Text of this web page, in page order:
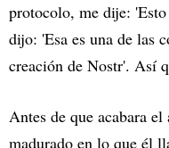
protocolo, me dije:
dijo: 'Esa es una de las
creación de Nostr'. Así
Antes de que acabara
madurado en lo que él